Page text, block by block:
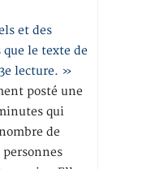
et des
que le texte de
lecture. »
posté une
qui
de